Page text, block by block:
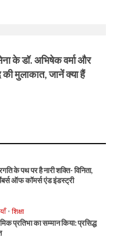
के डॉ. अभिषेक वर्मा और
की मुलाकात, जानें क्या हैं
के पथ पर है नारी शक्ति- विनिता,
ऑफ कॉमर्स एंड इंडस्ट्री
• शिक्षा
प्रतिभा का सम्मान किया: प्रसिद्ध